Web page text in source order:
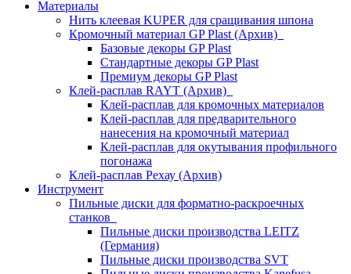
Материалы
Нить клеевая KUPER для сращивания шпона
Кромочный материал GP Plast (Архив)
Базовые декоры GP Plast
Стандартные декоры GP Plast
Премиум декоры GP Plast
Клей-расплав RAYT (Архив)
Клей-расплав для кромочных материалов
Клей-расплав для предварительного
нанесения на кромочный материал
Клей-расплав для окутывания профильного
погонажа
Клей-расплав Рехау (Архив)
Инструмент
Пильные диски для форматно-раскроечных
станков
Пильные диски производства LEITZ
(Германия)
Пильные диски производства SVT